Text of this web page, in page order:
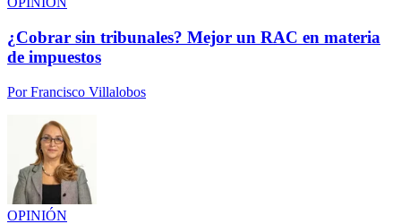
¿Cobrar sin tribunales? Mejor un RAC en materia
de impuestos
PorFrancisco Villalobos
OPINIÓN